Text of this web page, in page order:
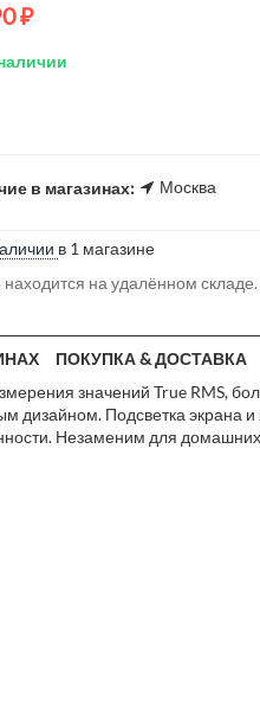
₽
в магазинах: Москва
в 1 магазине
находится на удалённом
ПОКУПКА & ДОСТАВКА
значений True RMS,
Подсветка экрана и
Незаменим для